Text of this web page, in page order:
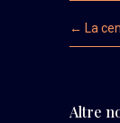
Post
← La
Altre